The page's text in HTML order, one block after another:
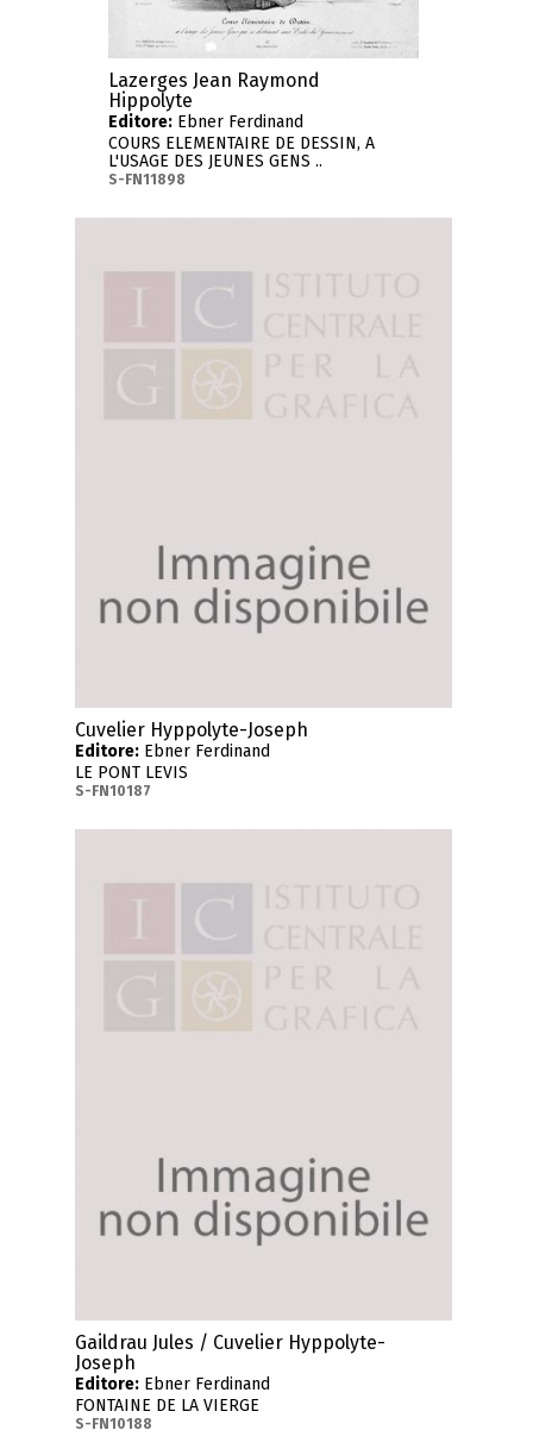
Lazerges Jean Raymond
Hippolyte
Editore:Ebner Ferdinand
COURS ELEMENTAIRE DE DESSIN, A
L'USAGE DES JEUNES GENS ..
S-FN11898
Cuvelier Hyppolyte-Joseph
Editore: Ebner Ferdinand
LE PONT LEVIS
S-FN10187
Gaildrau Jules / Cuvelier Hyppolyte-
Joseph
Editore: Ebner Ferdinand
FONTAINE DE LA VIERGE
S-FN10188